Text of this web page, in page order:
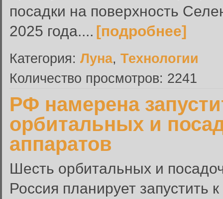
посадки на поверхность
2025 года.... [подробнее]
Категория: Луна, Технологии
Количество просмотров: 2241
РФ намерена
орбитальных и
аппаратов
Шесть орбитальных и
Россия планирует запустить